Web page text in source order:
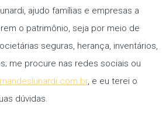
ajudo famílias e empresas a
o patrimônio, seja por meio de
seguras, herança, inventários,
me procure nas redes sociais ou
, e eu terei o
dúvidas.